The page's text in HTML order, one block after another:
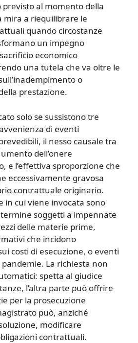
al momento della
mira a riequilibrare le
quando circostanze
un impegno
economico
una tutela che va oltre le
o
prestazione.
solo se sussistono tre
di eventi
il nesso causale tra
dell’onere
e l’effettiva sproporzione che
eccessivamente gravosa
contrattuale originario.
in cui viene invocata sono
soggetti a impennate
delle materie prime,
che incidono
costi di esecuzione, o eventi
La richiesta non
spetta al giudice
l’altra parte può offrire
per la prosecuzione
può, anziché
modificare
contrattuali.